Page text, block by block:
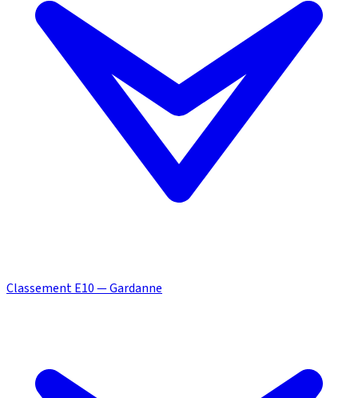
Classement E10 — Gardanne